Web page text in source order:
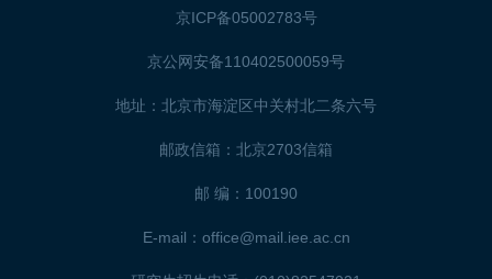
京ICP备05002783号
京公网安备110402500059号
地址：北京市海淀区中关村北二条六号
邮政信箱：北京2703信箱
邮 编：100190
E-mail：office@mail.iee.ac.cn